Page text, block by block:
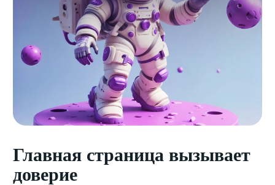
Главная страница вызывает
доверие